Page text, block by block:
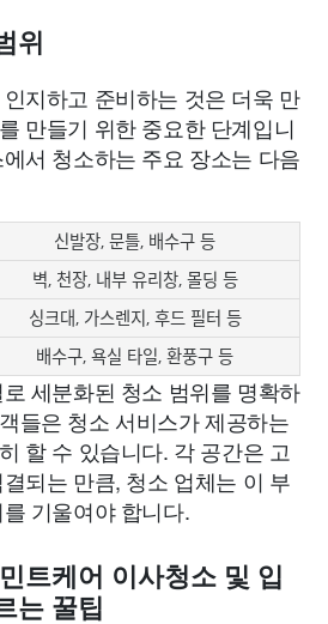
위
지하고 준비하는 것은 더욱 만
만들기 위한 중요한 단계입니
서 청소하는 주요 장소는 다음
신발장, 문틀, 배수구 등
벽, 천장, 내부 유리창, 몰딩 등
싱크대, 가스렌지, 후드 필터 등
배수구, 욕실 타일, 환풍구 등
세분화된 청소 범위를 명확하
들은 청소 서비스가 제공하는
할 수 있습니다. 각 공간은 고
되는 만큼, 청소 업체는 이 부
기울여야 합니다.
트케어 이사청소 및 입
는 꿀팁